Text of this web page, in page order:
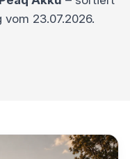
23.07.2026.